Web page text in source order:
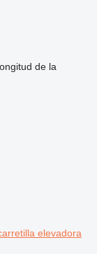
de la
elevadora